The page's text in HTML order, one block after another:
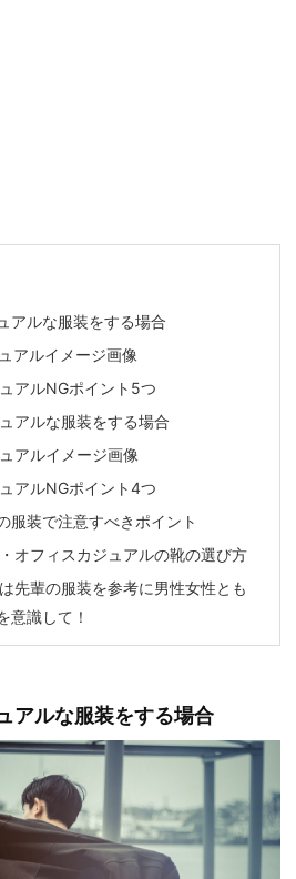
アルな服装をする場合
アルイメージ画像
アルNGポイント5つ
アルな服装をする場合
アルイメージ画像
アルNGポイント4つ
服装で注意すべきポイント
オフィスカジュアルの靴の選び方
先輩の服装を参考に男性女性とも
意識して！
アルな服装をする場合